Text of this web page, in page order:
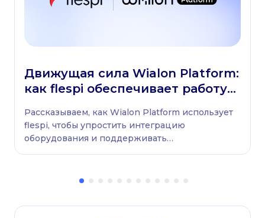
Движущая сила Wialon Platform:
как flespi обеспечивает работу
Рассказываем, как Wialon Platform использует
flespi, чтобы упростить интеграцию
оборудования и поддерживать